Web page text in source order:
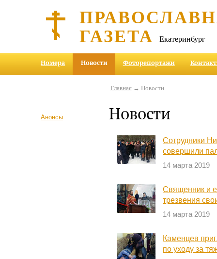
ГАЗЕТА Екатеринбург
Номера Новости Фоторепортажи
Анонсы
Главная→ Новости
Новости
Сотрудники
совершили
14 марта 2019
Священник и
трезвения
14 марта 2019
Каменцев
по уходу за